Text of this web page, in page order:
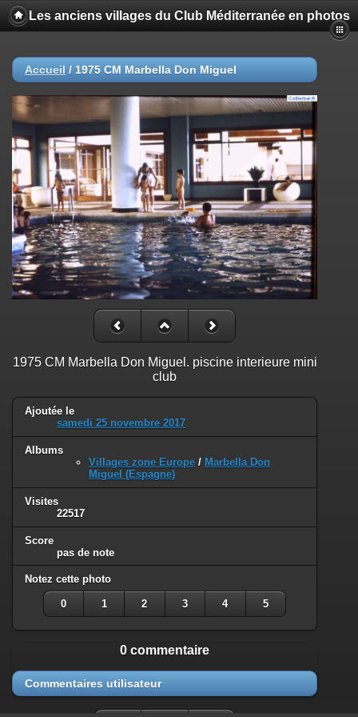
Les anciens villages du Club Méditerranée en photos
Accueil / 1975 CM Marbella Don Miguel
1975 CM Marbella Don Miguel. piscine interieure mini
club
Ajoutée le
samedi 25 novembre 2017
Albums
Villages zone Europe / Marbella Don
Miguel (Espagne)
Visites
22517
Score
pas de note
Notez cette photo
0 1 2 3 4 5
0 commentaire
Commentaires utilisateur